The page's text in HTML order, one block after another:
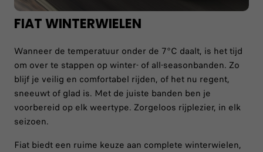
FIAT WINTERWIELEN
Wanneer de temperatuur onder de 7°C daalt, is het tijd
om over te stappen op winter- of all-seasonbanden. Zo
blijf je veilig en comfortabel rijden, of het nu regent,
sneeuwt of glad is. Met de juiste banden ben je
voorbereid op elk weertype. Zorgeloos rijplezier, in elk
seizoen.
Fiat biedt een ruime keuze aan complete winterwielen,